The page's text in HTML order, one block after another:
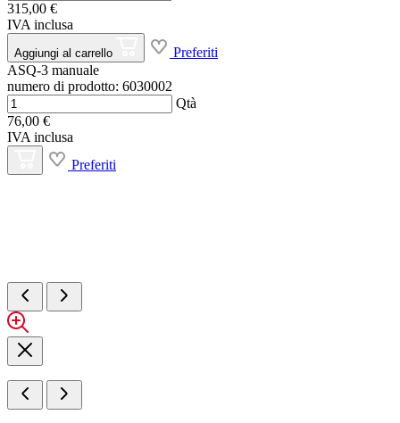
315,00 €
IVA inclusa
Aggiungi al carrello
Preferiti
ASQ-3 manuale
numero di prodotto: 6030002
Qtà
76,00 €
IVA inclusa
Preferiti